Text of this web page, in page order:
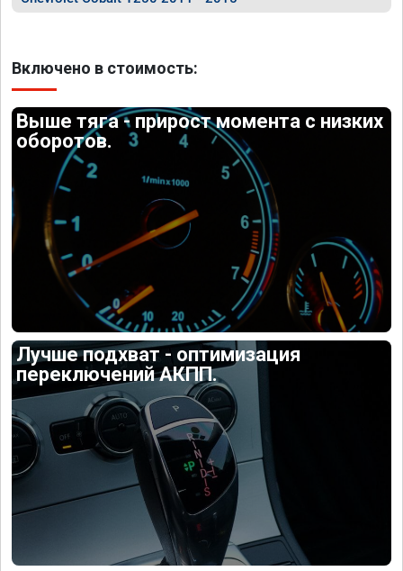
Включено в стоимость:
Выше тяга - прирост момента с низких
оборотов.
Лучше подхват - оптимизация
переключений АКПП.